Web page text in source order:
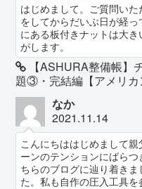
はじめまして。ご質問い
をしてからだいぶ日が経
にある板付きナットは大
がします。
【ASHURA整備帳】
題③・完結編【アメリカ
なか
2021.11.14
こんにちははじめまして
ーンのテンションにばら
ちらのブログに辿り着き
た。私も自作の圧入工具